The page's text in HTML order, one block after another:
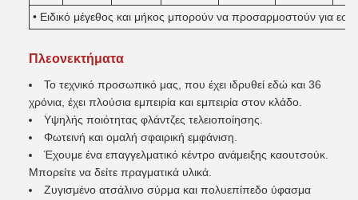
• Ειδικό μέγεθος και μήκος μπορούν να προσαρμοστούν για
Πλεονεκτήματα
Το τεχνικό προσωπικό μας, που έχει ιδρυθεί εδώ και 36
χρόνια, έχει πλούσια εμπειρία και εμπειρία στον κλάδο.
Υψηλής ποιότητας φλάντζες τελειοποίησης.
Φωτεινή και ομαλή σφαιρική εμφάνιση.
Έχουμε ένα επαγγελματικό κέντρο ανάμειξης καουτσούκ.
Μπορείτε να δείτε πραγματικά υλικά.
Ζυγισμένο ατσάλινο σύρμα και πολυεπίπεδο ύφασμα